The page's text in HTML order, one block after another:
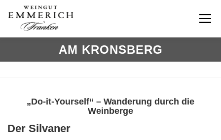
Inhalt
springen
Menü
WEINBAU AUSZEICHNUNGEN
ÜBERNACHTEN
AM KRONSBERG
„Do-it-Yourself“ – Wanderung durch die
Weinberge
Der Silvaner